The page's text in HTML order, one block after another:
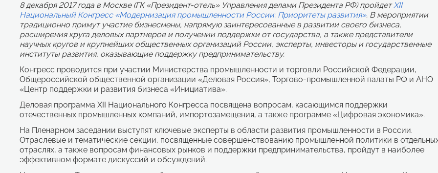
8 декабря 2017 года в Москве (ГК «Президент-отель» Управления делами Президента РФ) пройдетXII
Национальный Конгресс «Модернизация промышленности России: Приоритеты развития». В мероприятии
традиционно примут участие бизнесмены, напрямую заинтересованные в развитии своего бизнеса,
расширения круга деловых партнеров и получении поддержки от государства, а также представители
научных кругов и крупнейших общественных организаций России, эксперты, инвесторы и государственные
институты развития, оказывающие поддержку предпринимательству.
Конгресс проводится при участии Министерства промышленности и торговли Российской Федерации,
Общероссийской общественной организации «Деловая Россия», Торгово-промышленной палаты РФ и АНО
«Центр поддержки и развития бизнеса «Инициатива».
Деловая программа XII Национального Конгресса посвящена вопросам, касающимся поддержки
отечественных промышленных компаний, импортозамещения, а также программе «Цифровая экономика».
На Пленарном заседании выступят ключевые эксперты в области развития промышленности в России.
Отраслевые и тематические секции, посвященные совершенствованию промышленной политики в
отраслях, а также вопросам финансовых рынков и поддержки предпринимательства, пройдут в наиболее
эффективном формате дискуссий и обсуждений.